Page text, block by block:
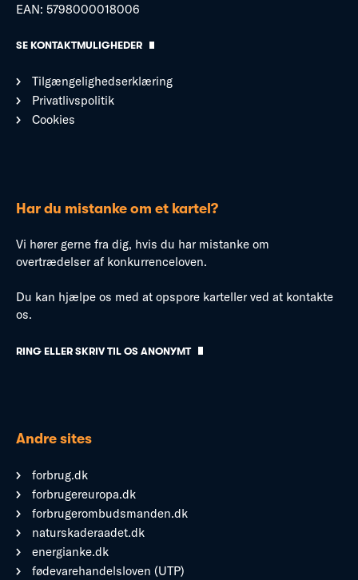
EAN: 5798000018006
SE KONTAKTMULIGHEDER
Tilgængelighedserklæring
Privatlivspolitik
Cookies
Har du mistanke om et kartel?
Vi hører gerne fra dig, hvis du har mistanke om
overtrædelser af konkurrenceloven.
Du kan hjælpe os med at opspore karteller ved at kontakte
os.
RING ELLER SKRIV TIL OS ANONYMT
Andre sites
forbrug.dk
forbrugereuropa.dk
forbrugerombudsmanden.dk
naturskaderaadet.dk
energianke.dk
fødevarehandelsloven (UTP)